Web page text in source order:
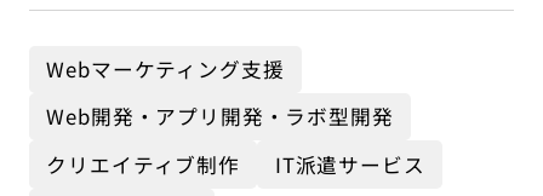
Webマーケティング支援
Web開発・アプリ開発・ラボ型開発
クリエイティブ制作
IT派遣サービス